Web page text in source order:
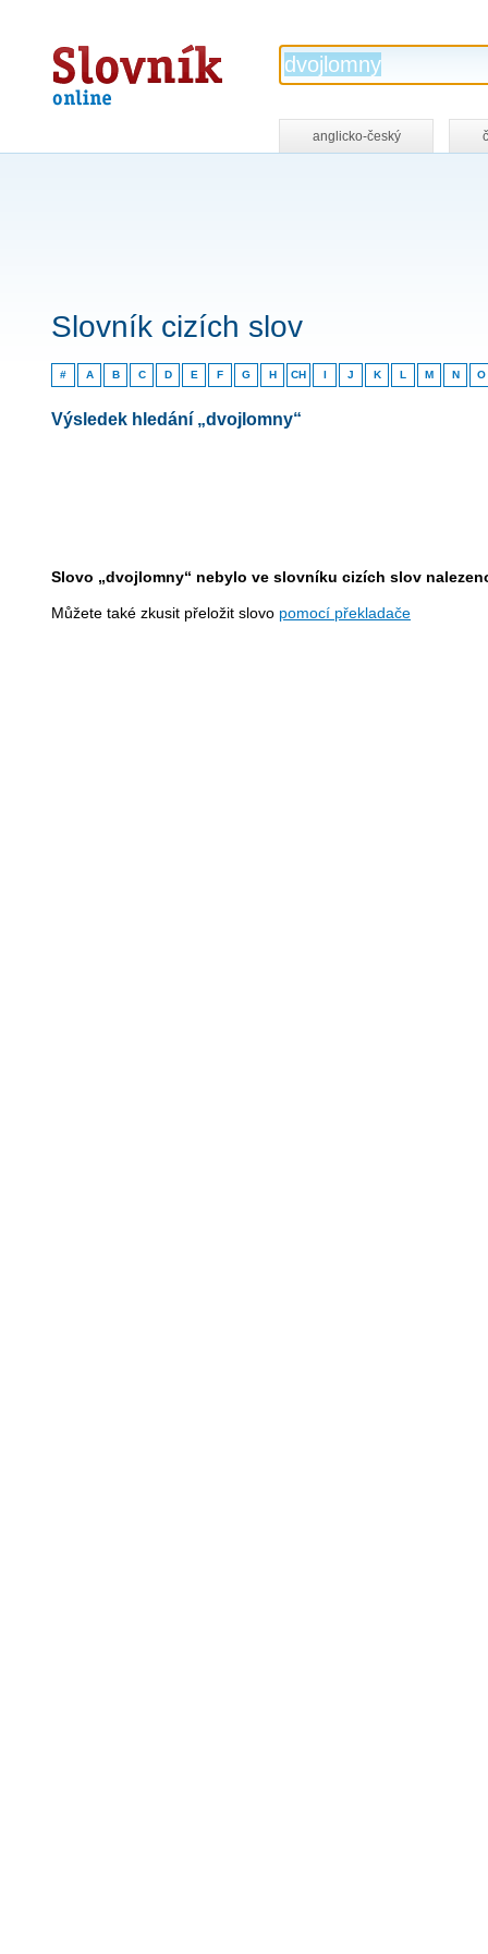
Slovník
online
anglicko-český
Slovník cizích slov
# A B C D E F G H CH I J K L M N O
Výsledek hledání „dvojlomny“
Slovo „dvojlomny“ nebylo ve slovníku cizích slov
Můžete také zkusit přeložit slovo pomocí překladače